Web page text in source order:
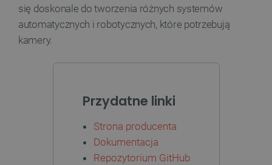
się doskonale do tworzenia różnych systemów
automatycznych i robotycznych, które potrzebują
kamery.
Przydatne linki
Strona producenta
Dokumentacja
Repozytorium GitHub